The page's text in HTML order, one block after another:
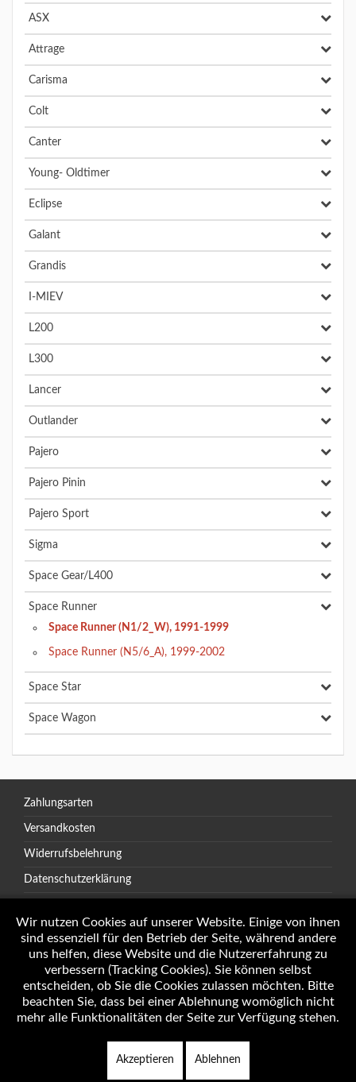
ASX
Attrage
Carisma
Colt
Canter
Young- Oldtimer
Eclipse
Galant
Grandis
I-MIEV
L200
L300
Lancer
Outlander
Pajero
Pajero Pinin
Pajero Sport
Sigma
Space Gear/L400
Space Runner
Space Runner (N1/2_W), 1991-1999
Space Runner (N5/6_A), 1999-2002
Space Star
Space Wagon
Zahlungsarten
Versandkosten
Widerrufsbelehrung
Datenschutzerklärung
Öffnungszeiten
Impressum
Copyright © 2026 Autotechnik J. Weninger Alle Rechte vorbehalten.
Wir nutzen Cookies auf unserer Website. Einige von ihnen
sind essenziell für den Betrieb der Seite, während andere
uns helfen, diese Website und die Nutzererfahrung zu
verbessern (Tracking Cookies). Sie können selbst
entscheiden, ob Sie die Cookies zulassen möchten. Bitte
beachten Sie, dass bei einer Ablehnung womöglich nicht
mehr alle Funktionalitäten der Seite zur Verfügung stehen.
Akzeptieren Ablehnen